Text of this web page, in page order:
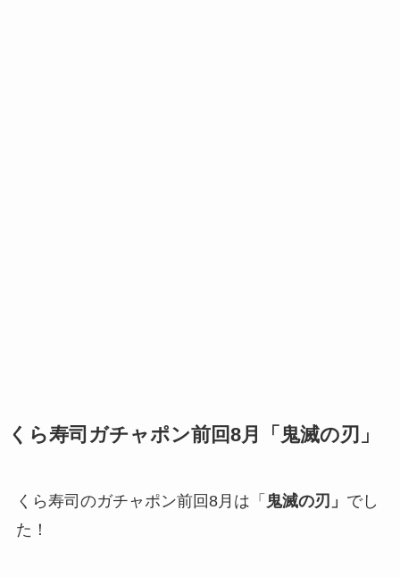
くら寿司ガチャポン前回8月「鬼滅の刃」
くら寿司のガチャポン前回8月は「 鬼滅の刃」 でし
た！